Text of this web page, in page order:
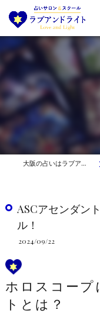
大阪の占いはラブアンドライト
ASCアセンダン
ル！
2024/09/22
ホロスコープ
トとは？